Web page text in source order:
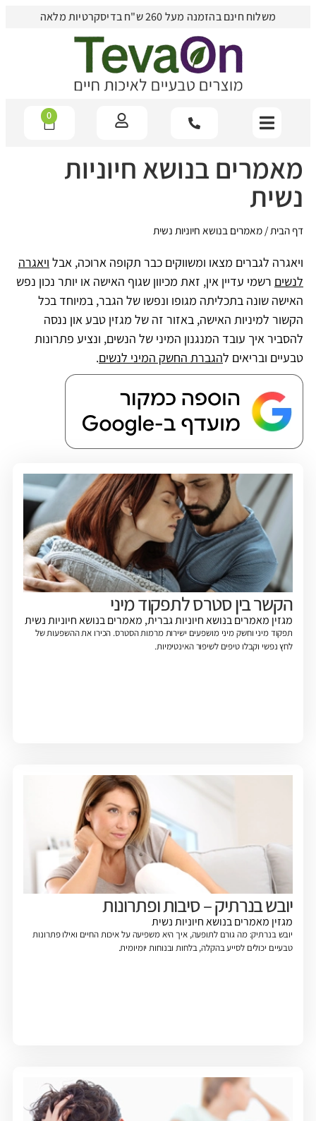
משלוח חינם בהזמנה מעל 260 ש"ח בדיסקרטיות מלאה
0
מאמרים בנושא חיוניות
נשית
דף הבית/ מאמרים בנושא חיוניות נשית
ויאגרה לגברים מצאו ומשווקים כבר תקופה ארוכה, אבל ויאגרה
לנשים רשמי עדיין אין, זאת מכיוון שגוף האישה או יותר נכון נפש
האישה שונה בתכליתה מגופו ונפשו של הגבר, במיוחד בכל
הקשור למיניות האישה, באזור זה של מגזין טבע און ננסה
להסביר איך עובד המנגנון המיני של הנשים, ונציע פתרונות
טבעיים ובריאים להגברת החשק המיני לנשים.
הקשר בין סטרס לתפקוד מיני
מגזין מאמרים בנושא חיוניות גברית, מאמרים בנושא חיוניות נשית
תפקוד מיני וחשק מיני מושפעים ישירות מרמות הסטרס. הכירו את ההשפעות של
לחץ נפשי וקבלו טיפים לשיפור האינטימיות.
יובש בנרתיק – סיבות ופתרונות
מגזין מאמרים בנושא חיוניות נשית
יובש בנרתיק: מה גורם לתופעה, איך היא משפיעה על איכות החיים ואילו פתרונות
טבעיים יכולים לסייע בהקלה, בלחות ובנוחות יומיומית.